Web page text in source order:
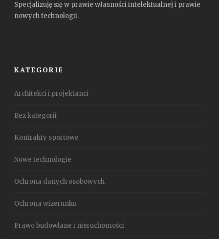
Specjalizuję się w prawie własności intelektualnej i prawie
nowych technologii.
KATEGORIE
Architekci i projektanci
Bez kategorii
Kontrakty sportowe
Nowe technologie
Ochrona danych osobowych
Ochrona wizerunku
Prawo budowlane i nieruchomości